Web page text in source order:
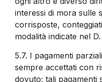
interessi di mora sulle
corrisposte,
modalità indicate nel
5.7. I pagamenti
sempre accettati con
dovuto; tali pagamenti